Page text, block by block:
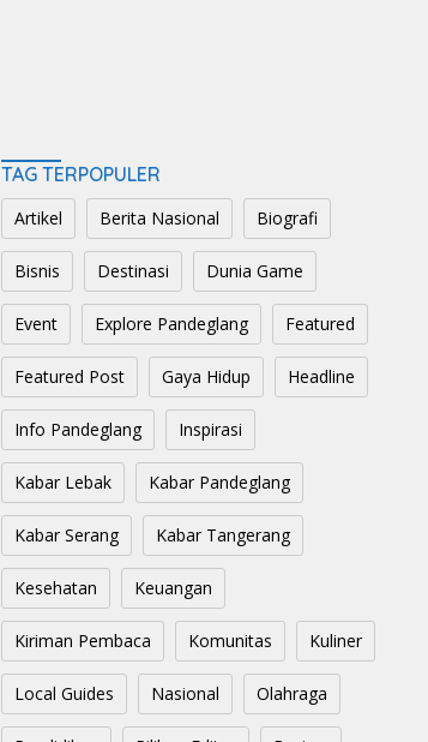
TAG TERPOPULER
Artikel Berita Nasional Biografi
Bisnis Destinasi Dunia Game
Event Explore Pandeglang Featured
Featured Post Gaya Hidup Headline
Info Pandeglang Inspirasi
Kabar Lebak Kabar Pandeglang
Kabar Serang Kabar Tangerang
Kesehatan Keuangan
Kiriman Pembaca Komunitas Kuliner
Local Guides Nasional Olahraga